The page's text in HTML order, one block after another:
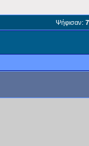
Ψήφισαν: